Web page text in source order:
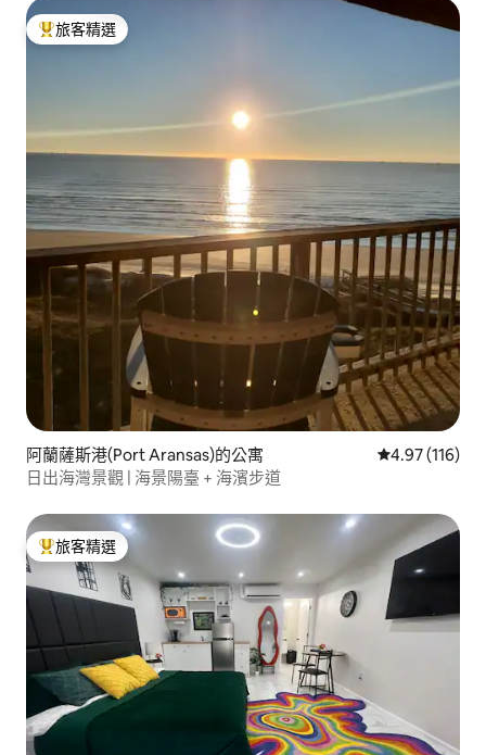
旅客精選榜首
旅客精選
阿蘭薩斯港(Port Aransas)的公寓 從 116 則評價
4.97 (116)
日出海灣景觀 | 海景陽臺 + 海濱步道
旅客精選榜首
旅客精選